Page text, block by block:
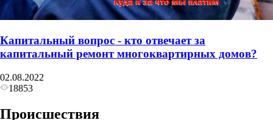
Капитальный вопрос - кто отвечает за
капитальный ремонт многоквартирных домов?
02.08.2022
18853
Происшествия